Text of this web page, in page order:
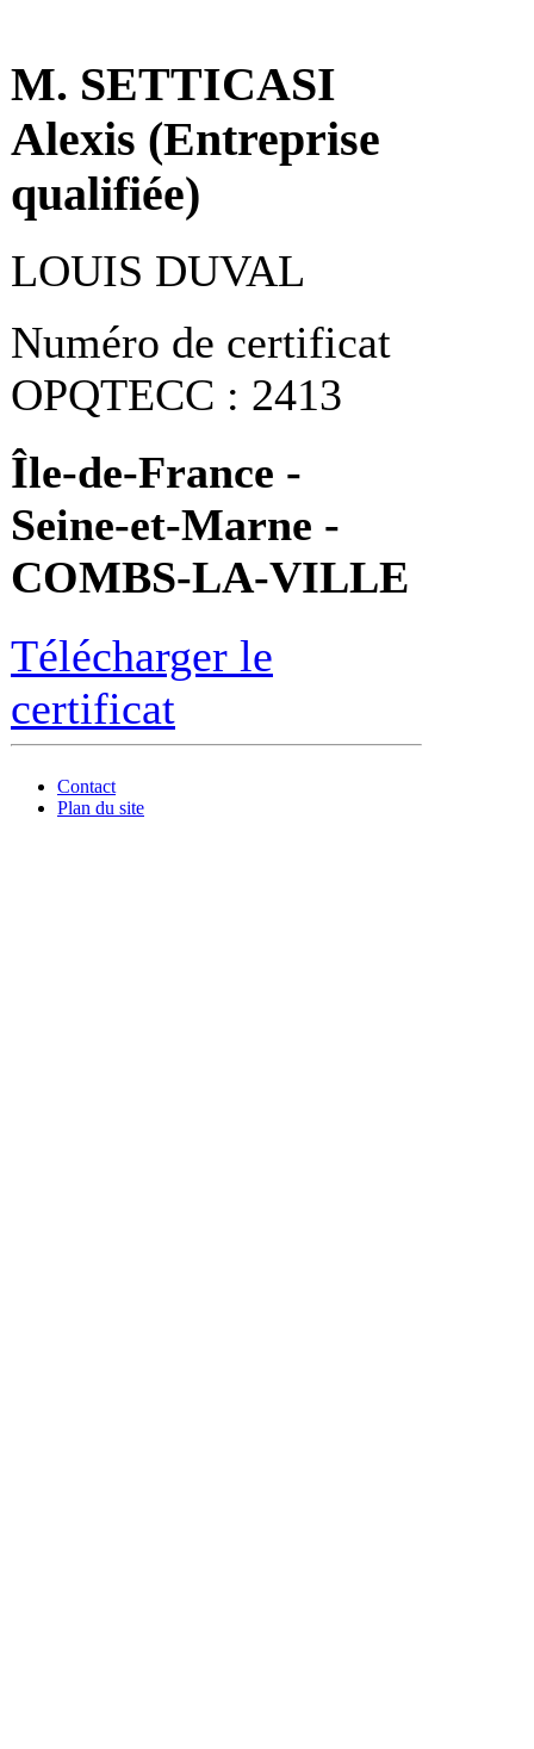
M. SETTICASI
Alexis (Entreprise
qualifiée)
LOUIS DUVAL
Numéro de certificat
OPQTECC : 2413
Île-de-France -
Seine-et-Marne -
COMBS-LA-VILLE
Télécharger le
certificat
Contact
Plan du site